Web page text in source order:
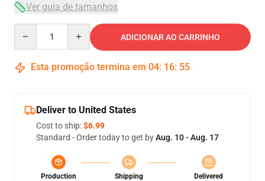
Ver guia de tamanhos
ADICIONAR AO CARRINHO
Esta promoção termina em 04: 16: 54
Deliver to United States
Cost to ship:$6.99
Standard - Order today to get byAug. 10 - Aug. 17
Production
Shipping
Delivered